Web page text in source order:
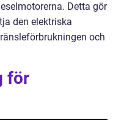
Detta gör
den elektriska
och
för